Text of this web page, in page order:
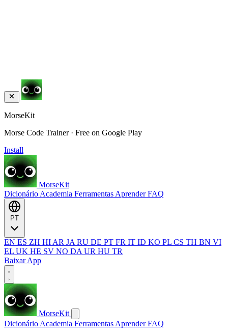
MorseKit
Morse Code Trainer · Free on Google Play
Install
MorseKit
Dicionário Academia Ferramentas AprenderFAQ
EN ES ZH HI AR JA RU DE PT FR IT ID KO PL CS TH BN VI
EL UK HE SV NO DA UR HU TR
Baixar App
MorseKit
Dicionário Academia Ferramentas AprenderFAQ